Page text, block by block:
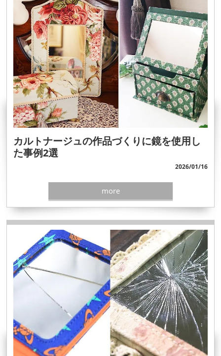
カルトナージュの作品づくりに鏡を使用し
た事例2選
2026/01/16
more